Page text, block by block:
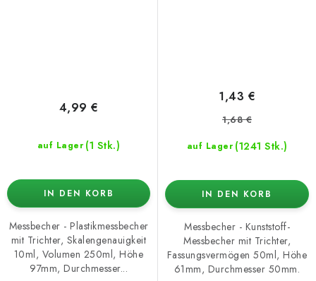
auf Lager (1 Stk.)
4,99 €
IN DEN KORB
Messbecher - Plastikmessbecher
mit Trichter, Skalengenauigkeit
10ml, Volumen 250ml, Höhe
97mm, Durchmesser...
auf Lager (1241 Stk.)
1,43 €
1,68 €
IN DEN KORB
Messbecher - Kunststoff-
Messbecher mit Trichter,
Fassungsvermögen 50ml, Höhe
61mm, Durchmesser 50mm.